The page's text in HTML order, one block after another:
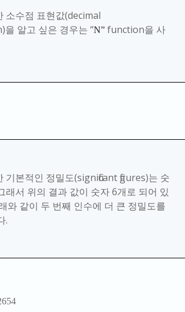
소수점 표현값(decimal
을 알고 싶은 경우는 “N” function을 사
기본적인 정밀도(significant figures)는 숫
래서 위의 결과 값이 숫자6개로 되어 있
와 같이 두 번째 인수에 더 큰 정밀도를
.